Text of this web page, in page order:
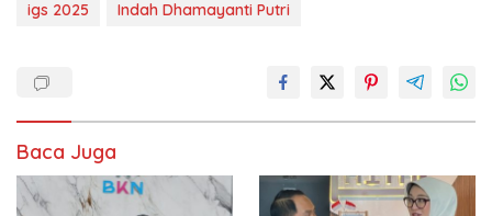
igs 2025 Indah Dhamayanti Putri
Baca Juga